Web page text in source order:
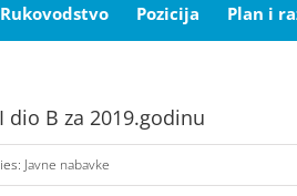
Rukovodstvo Pozicija Plan i
dio B za 2019.godinu
Javne nabavke